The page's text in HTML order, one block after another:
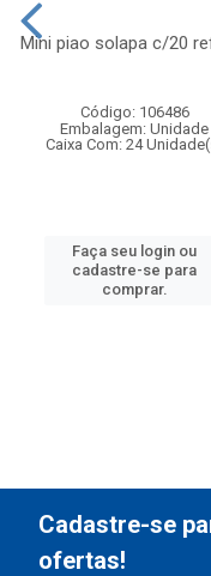
Mini piao solapa c/20
Código: 106486
Embalagem: Unidade
Caixa Com: 24
Faça seu login ou
cadastre-se para
comprar.
Cadastre-se
ofertas!